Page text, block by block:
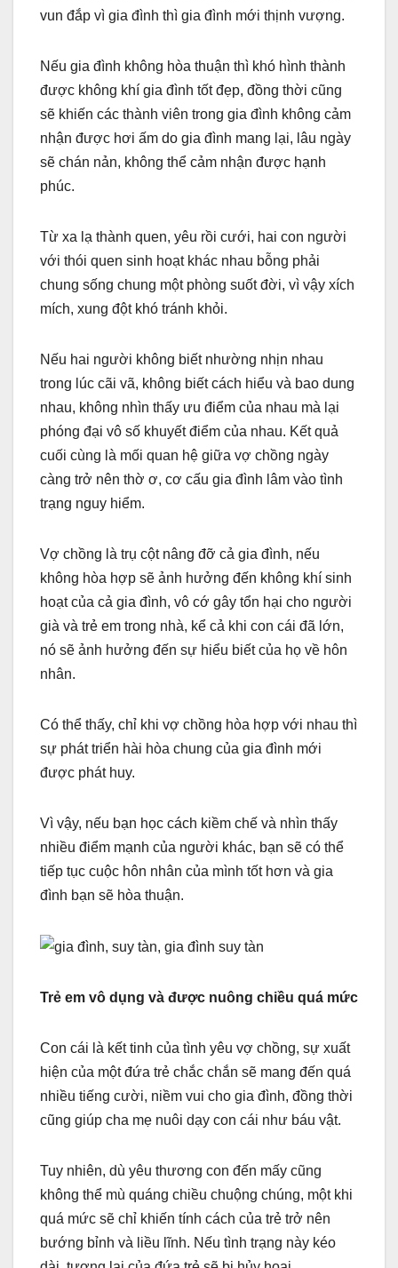
vun đắp vì gia đình thì gia đình mới thịnh vượng.
Nếu gia đình không hòa thuận thì khó hình thành
được không khí gia đình tốt đẹp, đồng thời cũng
sẽ khiến các thành viên trong gia đình không cảm
nhận được hơi ấm do gia đình mang lại, lâu ngày
sẽ chán nản, không thể cảm nhận được hạnh
phúc.
Từ xa lạ thành quen, yêu rồi cưới, hai con người
với thói quen sinh hoạt khác nhau bỗng phải
chung sống chung một phòng suốt đời, vì vậy xích
mích, xung đột khó tránh khỏi.
Nếu hai người không biết nhường nhịn nhau
trong lúc cãi vã, không biết cách hiểu và bao dung
nhau, không nhìn thấy ưu điểm của nhau mà lại
phóng đại vô số khuyết điểm của nhau. Kết quả
cuối cùng là mối quan hệ giữa vợ chồng ngày
càng trở nên thờ ơ, cơ cấu gia đình lâm vào tình
trạng nguy hiểm.
Vợ chồng là trụ cột nâng đỡ cả gia đình, nếu
không hòa hợp sẽ ảnh hưởng đến không khí sinh
hoạt của cả gia đình, vô cớ gây tổn hại cho người
già và trẻ em trong nhà, kể cả khi con cái đã lớn,
nó sẽ ảnh hưởng đến sự hiểu biết của họ về hôn
nhân.
Có thể thấy, chỉ khi vợ chồng hòa hợp với nhau thì
sự phát triển hài hòa chung của gia đình mới
được phát huy.
Vì vậy, nếu bạn học cách kiềm chế và nhìn thấy
nhiều điểm mạnh của người khác, bạn sẽ có thể
tiếp tục cuộc hôn nhân của mình tốt hơn và gia
đình bạn sẽ hòa thuận.
Trẻ em vô dụng và được nuông chiều quá mức
Con cái là kết tinh của tình yêu vợ chồng, sự xuất
hiện của một đứa trẻ chắc chắn sẽ mang đến quá
nhiều tiếng cười, niềm vui cho gia đình, đồng thời
cũng giúp cha mẹ nuôi dạy con cái như báu vật.
Tuy nhiên, dù yêu thương con đến mấy cũng
không thể mù quáng chiều chuộng chúng, một khi
quá mức sẽ chỉ khiến tính cách của trẻ trở nên
bướng bỉnh và liều lĩnh. Nếu tình trạng này kéo